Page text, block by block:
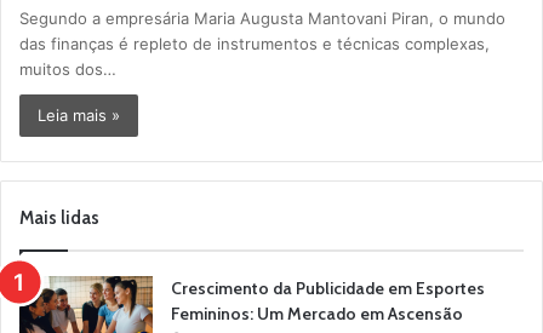
Segundo a empresária Maria Augusta Mantovani Piran, o mundo
das finanças é repleto de instrumentos e técnicas complexas,
muitos dos…
Leia mais »
Mais lidas
Crescimento da Publicidade em Esportes
Femininos: Um Mercado em Ascensão